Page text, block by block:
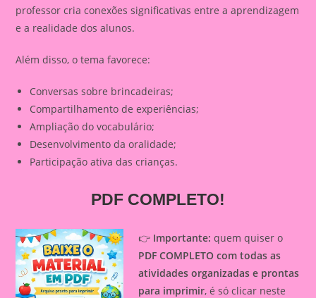
professor cria conexões significativas entre a aprendizagem
e a realidade dos alunos.
Além disso, o tema favorece:
Conversas sobre brincadeiras;
Compartilhamento de experiências;
Ampliação do vocabulário;
Desenvolvimento da oralidade;
Participação ativa das crianças.
PDF COMPLETO!
👉 Importante: quem quiser o
PDF COMPLETO com todas as
atividades organizadas e prontas
para imprimir, é só clicar neste